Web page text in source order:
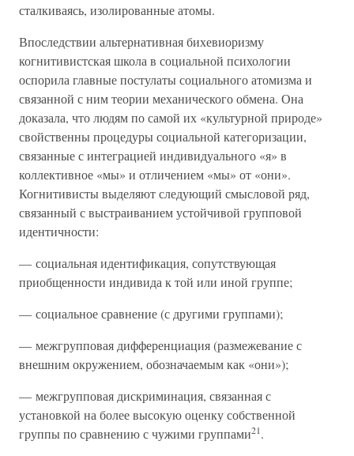
сталкиваясь, изолированные атомы.
Впоследствии альтернативная бихевиоризму
когнитивистская школа в социальной психологии
оспорила главные постулаты социального атомизма и
связанной с ним теории механического обмена. Она
доказала, что людям по самой их «культурной природе»
свойственны процедуры социальной категоризации,
связанные с интеграцией индивидуального «я» в
коллективное «мы» и отличением «мы» от «они».
Когнитивисты выделяют следующий смысловой ряд,
связанный с выстраиванием устойчивой групповой
идентичности:
— социальная идентификация, сопутствующая
приобщенности индивида к той или иной группе;
— социальное сравнение (с другими группами);
— межгрупповая дифференциация (размежевание с
внешним окружением, обозначаемым как «они»);
— межгрупповая дискриминация, связанная с
установкой на более высокую оценку собственной
группы по сравнению с чужими группами21.